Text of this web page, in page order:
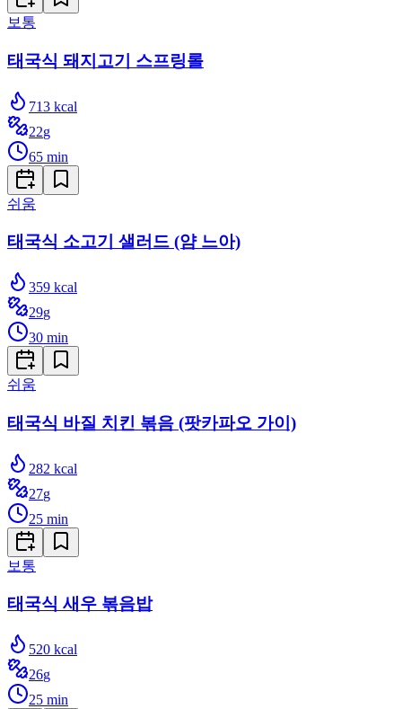
보통
태국식 돼지고기 스프링롤
713 kcal
22g
65 min
쉬움
태국식 소고기 샐러드 (얌 느아)
359 kcal
29g
30 min
쉬움
태국식 바질 치킨 볶음 (팟카파오 가이)
282 kcal
27g
25 min
보통
태국식 새우 볶음밥
520 kcal
26g
25 min